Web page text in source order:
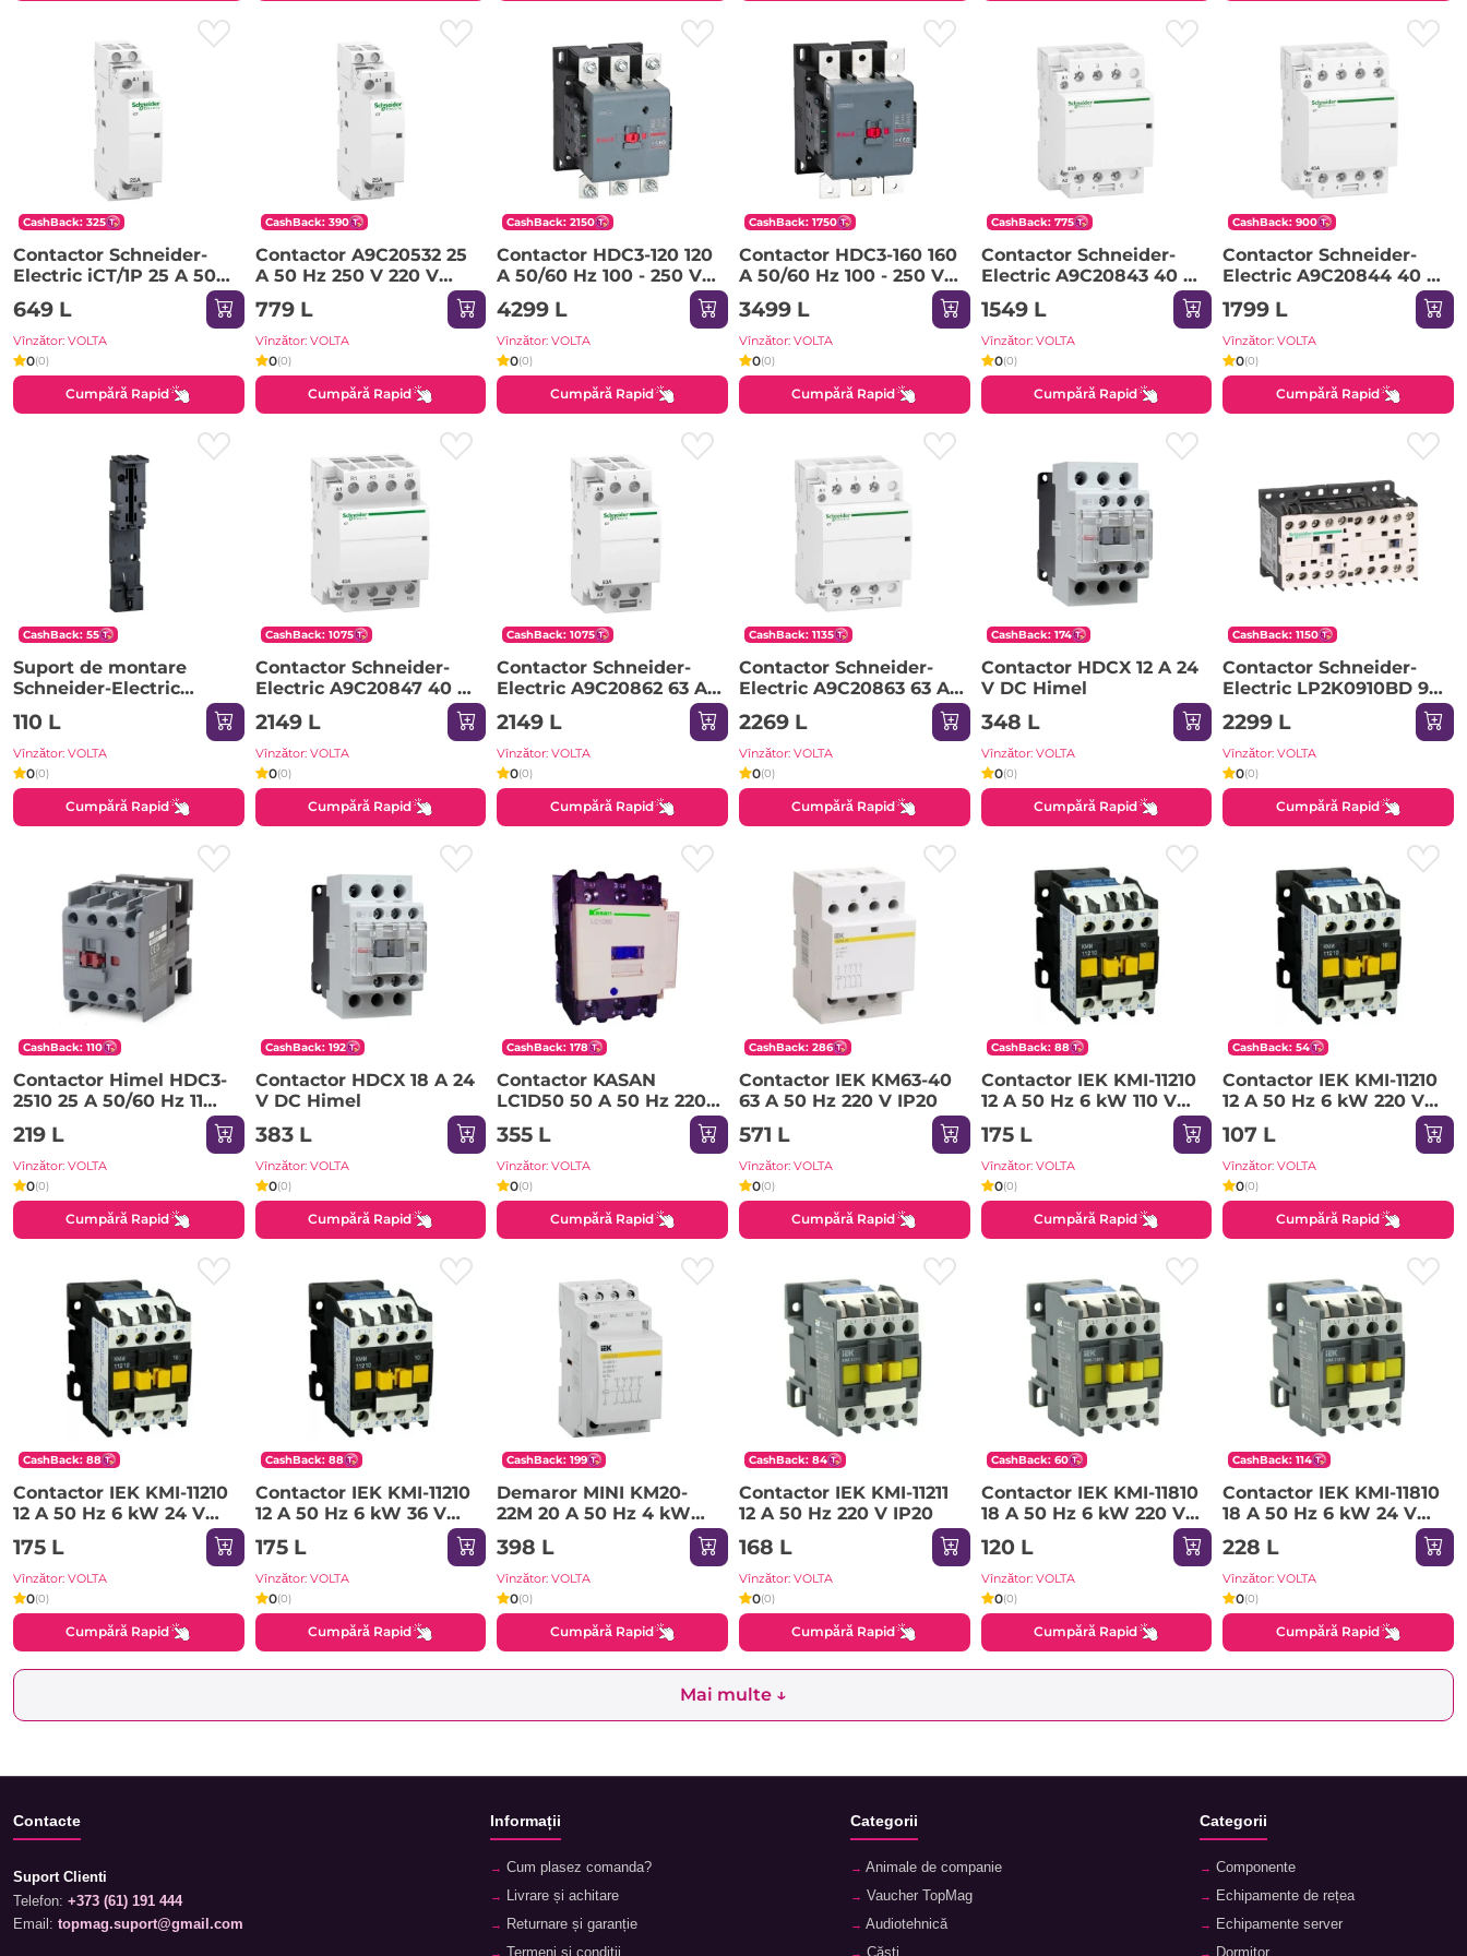
CashBack: 325
Contactor Schneider-
Electric iCT/1P 25 A 50
Hz 250 V 220 V IP20
649 L
Vînzător: VOLTA
0(0)
Cumpără Rapid
CashBack: 390
Contactor A9C20532 25
A 50 Hz 250 V 220 V
IP20 Schneider-Electric
779 L
Vînzător: VOLTA
0(0)
Cumpără Rapid
CashBack: 2150
Contactor HDC3-120 120
A 50/60 Hz 100 - 250 V
AC/DC IP20 Himel
4299 L
Vînzător: VOLTA
0(0)
Cumpără Rapid
CashBack: 1750
Contactor HDC3-160 160
A 50/60 Hz 100 - 250 V
AC/DC IP20 Himel
3499 L
Vînzător: VOLTA
0(0)
Cumpără Rapid
CashBack: 775
Contactor Schneider-
Electric A9C20843 40 A
50 Hz 400 V 220 V IP20
1549 L
Vînzător: VOLTA
0(0)
Cumpără Rapid
CashBack: 900
Contactor Schneider-
Electric A9C20844 40 A
50 Hz 400 V 220 V IP20
1799 L
Vînzător: VOLTA
0(0)
Cumpără Rapid
CashBack: 55
Suport de montare
Schneider-Electric
LAD311
110 L
Vînzător: VOLTA
0(0)
Cumpără Rapid
CashBack: 1075
Contactor Schneider-
Electric A9C20847 40 A
50 Hz 400 A 220 V IP20
2149 L
Vînzător: VOLTA
0(0)
Cumpără Rapid
CashBack: 1075
Contactor Schneider-
Electric A9C20862 63 A
50 Hz 250 V 220 V IP20
2149 L
Vînzător: VOLTA
0(0)
Cumpără Rapid
CashBack: 1135
Contactor Schneider-
Electric A9C20863 63 A
50 Hz 250 V 220 V IP20
2269 L
Vînzător: VOLTA
0(0)
Cumpără Rapid
CashBack: 174
Contactor HDCX 12 A 24
V DC Himel
348 L
Vînzător: VOLTA
0(0)
Cumpără Rapid
CashBack: 1150
Contactor Schneider-
Electric LP2K0910BD 9 A
50/60 Hz 4 kW 690 V 24
V IP20
2299 L
Vînzător: VOLTA
0(0)
Cumpără Rapid
CashBack: 110
Contactor Himel HDC3-
2510 25 A 50/60 Hz 11
kW 220-690 V 36 V IP20
219 L
Vînzător: VOLTA
0(0)
Cumpără Rapid
CashBack: 192
Contactor HDCX 18 A 24
V DC Himel
383 L
Vînzător: VOLTA
0(0)
Cumpără Rapid
CashBack: 178
Contactor KASAN
LC1D50 50 A 50 Hz 220
V IP20
355 L
Vînzător: VOLTA
0(0)
Cumpără Rapid
CashBack: 286
Contactor IEK KM63-40
63 A 50 Hz 220 V IP20
571 L
Vînzător: VOLTA
0(0)
Cumpără Rapid
CashBack: 88
Contactor IEK KMI-11210
12 A 50 Hz 6 kW 110 V
IP20
175 L
Vînzător: VOLTA
0(0)
Cumpără Rapid
CashBack: 54
Contactor IEK KMI-11210
12 A 50 Hz 6 kW 220 V
IP20
107 L
Vînzător: VOLTA
0(0)
Cumpără Rapid
CashBack: 88
Contactor IEK KMI-11210
12 A 50 Hz 6 kW 24 V
IP20
175 L
Vînzător: VOLTA
0(0)
Cumpără Rapid
CashBack: 88
Contactor IEK KMI-11210
12 A 50 Hz 6 kW 36 V
IP20
175 L
Vînzător: VOLTA
0(0)
Cumpără Rapid
CashBack: 199
Demaror MINI KM20-
22M 20 A 50 Hz 4 kW
230 V IP20 IEK
398 L
Vînzător: VOLTA
0(0)
Cumpără Rapid
CashBack: 84
Contactor IEK KMI-11211
12 A 50 Hz 220 V IP20
168 L
Vînzător: VOLTA
0(0)
Cumpără Rapid
CashBack: 60
Contactor IEK KMI-11810
18 A 50 Hz 6 kW 220 V
IP20
120 L
Vînzător: VOLTA
0(0)
Cumpără Rapid
CashBack: 114
Contactor IEK KMI-11810
18 A 50 Hz 6 kW 24 V
IP20
228 L
Vînzător: VOLTA
0(0)
Cumpără Rapid
Mai multe ↓
Contacte
Suport Clienti
Telefon: +373 (61) 191 444
Email: topmag.suport@gmail.com
Informații
Cum plasez comanda?
Livrare și achitare
Returnare și garanție
Termeni și condiții
Categorii
Animale de companie
Vaucher TopMag
Audiotehnică
Căști
Categorii
Componente
Echipamente de rețea
Echipamente server
Dormitor